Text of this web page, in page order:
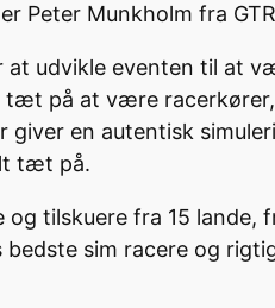
Peter Munkholm fra
at udvikle eventen til at
på at være
giver en autentisk
tæt på.
og tilskuere fra 15
sim racere og